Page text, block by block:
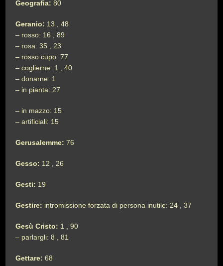
Geografia: 80
Geranio: 13 , 48
– rosso: 16 , 89
– rosa: 35 , 23
– rosso cupo: 77
– coglierne: 1 , 40
– donarne: 1
– in pianta: 27
– in mazzo: 15
– artificiali: 15
Gerusalemme: 76
Gesso: 12 , 26
Gesti: 19
Gestire: intromissione forzata di persona inutile: 24 , 37
Gesù Cristo: 1 , 90
– parlargli: 8 , 81
Gettare:68